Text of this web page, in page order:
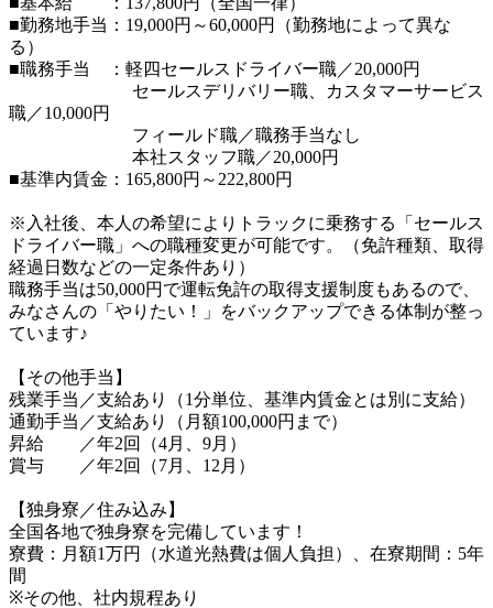
■勤務地手当：19,000円～60,000円（勤務地によって異な
る）
■職務手当　：軽四セールスドライバー職／20,000円
セールスデリバリー職、カスタマーサービス
職／10,000円
フィールド職／職務手当なし
本社スタッフ職／20,000円
■基準内賃金：165,800円～222,800円
※入社後、本人の希望によりトラックに乗務する「セールス
ドライバー職」への職種変更が可能です。（免許種類、取得
経過日数などの一定条件あり）
職務手当は50,000円で運転免許の取得支援制度もあるので、
みなさんの「やりたい！」をバックアップできる体制が整っ
ています♪
【その他手当】
残業手当／支給あり（1分単位、基準内賃金とは別に支給）
通勤手当／支給あり（月額100,000円まで）
昇給　　／年2回（4月、9月）
賞与　　／年2回（7月、12月）
【独身寮／住み込み】
全国各地で独身寮を完備しています！
寮費：月額1万円（水道光熱費は個人負担）、在寮期間：5年
間
※その他、社内規程あり